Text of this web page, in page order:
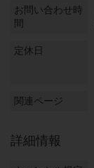
お問い合わせ時
間
定休日
関連ページ
詳細情報